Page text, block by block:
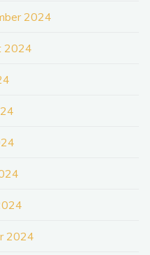
2024
2024
2024